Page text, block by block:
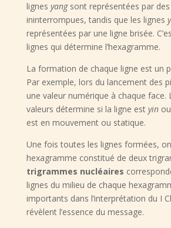
lignes yangsont représentées par des
ininterrompues, tandis que les lignes
représentées par une ligne brisée.
lignes qui détermine l’hexagramme.
La formation de chaque ligne est un
Par exemple, lors du lancement des
une valeur numérique à chaque face.
valeurs détermine si la ligne est yinou
est en mouvement ou statique.
Une fois toutes les lignes formées,
hexagramme constitué de deux
trigrammes nucléaires
lignes du milieu de chaque
importants dans l’interprétation du I
révèlent l’essence du message.